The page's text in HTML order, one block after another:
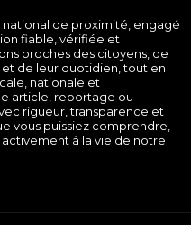
national de proximité, engagé
fiable, vérifiée et
proches des citoyens, de
de leur quotidien, tout en
nationale et
article, reportage ou
rigueur, transparence et
vous puissiez comprendre,
à la vie de notre